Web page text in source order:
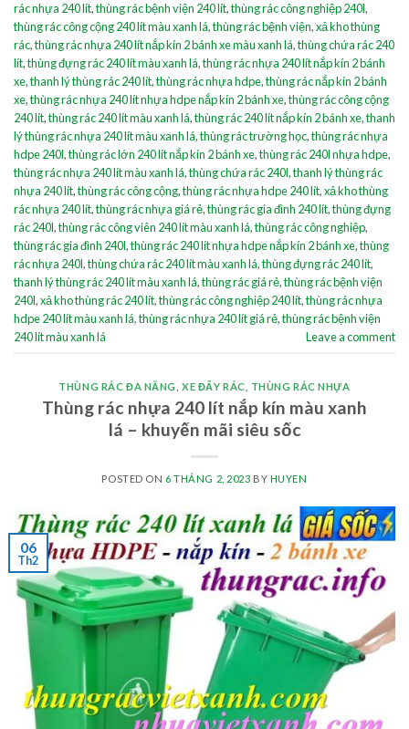
rác nhựa 240 lít,thùng rác bệnh viện 240 lít,thùng rác công nghiệp 240l,
thùng rác công cộng 240 lít màu xanh lá,thùng rác bệnh viện,xả kho thùng
rác,thùng rác nhựa 240 lít nắp kín 2 bánh xe màu xanh lá,thùng chứa rác 240
lít,thùng đựng rác 240 lít màu xanh lá,thùng rác nhựa 240 lít nắp kín 2 bánh
xe,thanh lý thùng rác 240 lít,thùng rác nhựa hdpe,thùng rác nắp kín 2 bánh
xe,thùng rác nhựa 240 lít nhựa hdpe nắp kín 2 bánh xe,thùng rác công cộng
240 lít,thùng rác 240 lít màu xanh lá,thùng rác 240 lít nắp kín 2 bánh xe,thanh
lý thùng rác nhựa 240 lít màu xanh lá,thùng rác trường học,thùng rác nhựa
hdpe 240l,thùng rác lớn 240 lít nắp kín 2 bánh xe,thùng rác 240l nhựa hdpe,
thùng rác nhựa 240 lít màu xanh lá,thùng chứa rác 240l,thanh lý thùng rác
nhựa 240 lít,thùng rác công cộng,thùng rác nhựa hdpe 240 lít,xả kho thùng
rác nhựa 240 lít,thùng rác nhựa giá rẻ,thùng rác gia đình 240 lít,thùng đựng
rác 240l,thùng rác công viên 240 lít màu xanh lá,thùng rác công nghiệp,
thùng rác gia đình 240l,thùng rác 240 lít nhựa hdpe nắp kín 2 bánh xe,thùng
rác nhựa 240l,thùng chứa rác 240 lít màu xanh lá,thùng đựng rác 240 lít,
thanh lý thùng rác 240 lít màu xanh lá,thùng rác giá rẻ,thùng rác bệnh viện
240l,xả kho thùng rác 240 lít,thùng rác công nghiệp 240 lít,thùng rác nhựa
hdpe 240 lít màu xanh lá,thùng rác nhựa 240 lít giá rẻ,thùng rác bệnh viện
240 lít màu xanh lá
Leave a comment
THÙNG RÁC ĐA NĂNG ,XE ĐẨY RÁC THÙNG RÁC NHỰA
Thùng rác nhựa 240 lít nắp kín màu xanh
lá – khuyến mãi siêu sốc
POSTED ON 6 THÁNG 2, 2023 BY HUYEN
06
Th2